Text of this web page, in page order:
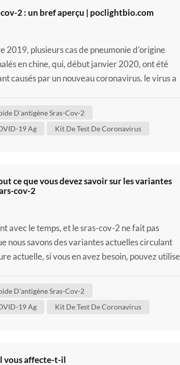
2 : un bref aperçu | poclightbio.com
2019, plusieurs cas de pneumonie d'origine
en chine, qui, début janvier 2020, ont été
causés par un nouveau coronavirus. le virus a
D'antigène Sras-Cov-2
19 Ag
Kit De Test De Coronavirus
ce que vous devez savoir sur les variantes
cov-2
avec le temps, et le sras-cov-2 ne fait pas
nous savons des variantes actuelles circulant
actuelle, si vous en avez besoin, pouvez
D'antigène Sras-Cov-2
19 Ag
Kit De Test De Coronavirus
vous affecte-t-il